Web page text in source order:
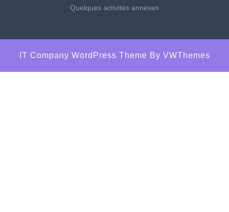
Quelques activités annexes
IT Company WordPress Theme By VWThemes